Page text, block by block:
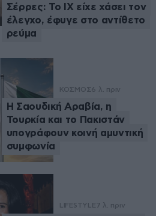
Σέρρες: Το ΙΧ είχε χάσει τον
έλεγχο, έφυγε στο αντίθετο
ρεύμα
ΚΟΣΜΟΣ6 λ. πριν
Η Σαουδική Αραβία, η
Τουρκία και το Πακιστάν
υπογράφουν κοινή αμυντική
συμφωνία
LIFESTYLE7 λ. πριν